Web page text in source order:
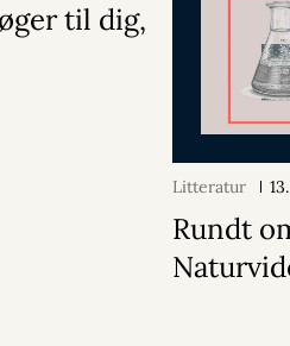
til dig,
Litteratur
Rundt